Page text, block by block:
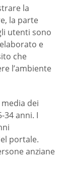
la
la parte
utenti sono
e
che
l’ambiente
dei
34 anni. I
portale.
anziane